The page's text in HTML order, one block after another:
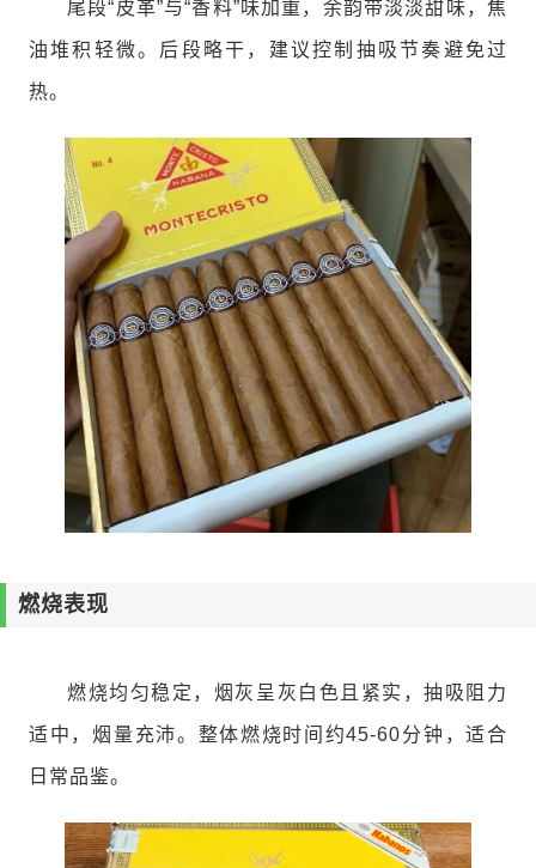
尾段“皮革”与“香料”味加重，余韵带淡淡甜味，焦
油堆积轻微。后段略干，建议控制抽吸节奏避免过
热。
燃烧表现
燃烧均匀稳定，烟灰呈灰白色且紧实，抽吸阻力
适中，烟量充沛。整体燃烧时间约45-60分钟，适合
日常品鉴。